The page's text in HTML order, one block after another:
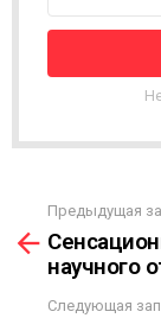
Т
Н
А
Ы
Л
К
А
м
Предыдущая
научного
Следующая